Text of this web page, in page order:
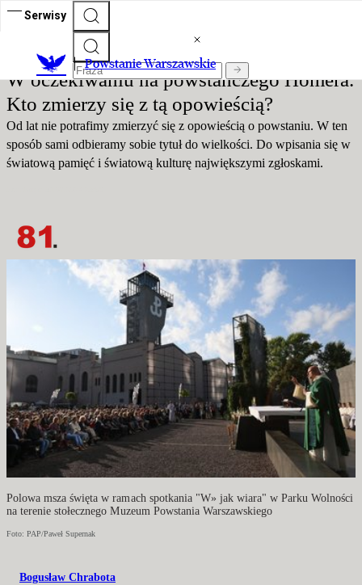
Serwisy
Powstanie Warszawskie
Powstanie Warszawskie
W oczekiwaniu na powstańczego Homera.
Kto zmierzy się z tą opowieścią?
Od lat nie potrafimy zmierzyć się z opowieścią o powstaniu. W ten
sposób sami odbieramy sobie tytuł do wielkości. Do wpisania się w
światową pamięć i światową kulturę największymi zgłoskami.
Polowa msza święta w ramach spotkania "W» jak wiara" w Parku Wolności
na terenie stołecznego Muzeum Powstania Warszawskiego
Foto: PAP/Paweł Supernak
Bogusław Chrabota